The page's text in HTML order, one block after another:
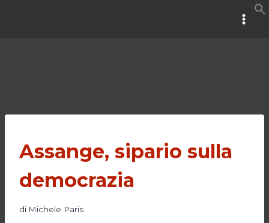
Assange, sipario sulla
democrazia
di Michele Paris